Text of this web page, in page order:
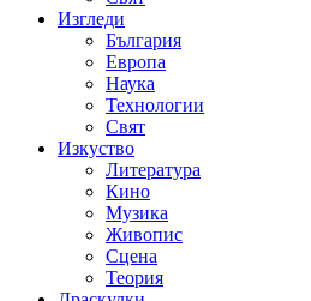
Изгледи
България
Европа
Наука
Технологии
Свят
Изкуство
Литература
Кино
Музика
Живопис
Сцена
Теория